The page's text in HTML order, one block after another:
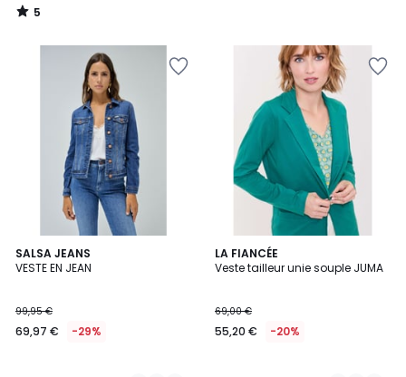
5
/
SALSA JEANS
VESTE EN JEAN
99,95 €
69,97 € -29%
2
Couleurs
LA FIANCÉE
Veste tailleur unie souple JUMA
69,00 €
55,20 € -20%
2
Couleurs